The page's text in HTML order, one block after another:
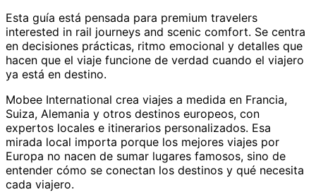
Esta guía está pensada para premium travelers
interested in rail journeys and scenic comfort. Se centra
en decisiones prácticas, ritmo emocional y detalles que
hacen que el viaje funcione de verdad cuando el viajero
ya está en destino.
Mobee International crea viajes a medida en Francia,
Suiza, Alemania y otros destinos europeos, con
expertos locales e itinerarios personalizados. Esa
mirada local importa porque los mejores viajes por
Europa no nacen de sumar lugares famosos, sino de
entender cómo se conectan los destinos y qué necesita
cada viajero.